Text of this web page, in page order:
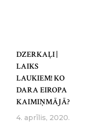
DZERKAĻI |
LAIKS
LAUKIEM! KO
DARA EIROPA
KAIMIŅMĀJĀ?
4. aprīlis, 2020.